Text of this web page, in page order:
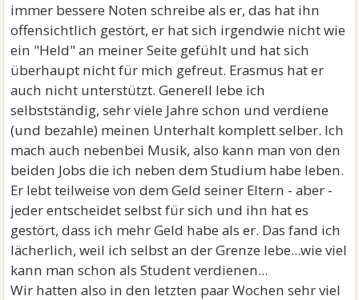
immer bessere Noten schreibe als er, das hat ihn
offensichtlich gestört, er hat sich irgendwie nicht wie
ein "Held" an meiner Seite gefühlt und hat sich
überhaupt nicht für mich gefreut. Erasmus hat er
auch nicht unterstützt. Generell lebe ich
selbstständig, sehr viele Jahre schon und verdiene
(und bezahle) meinen Unterhalt komplett selber. Ich
mach auch nebenbei Musik, also kann man von den
beiden Jobs die ich neben dem Studium habe leben.
Er lebt teilweise von dem Geld seiner Eltern - aber -
jeder entscheidet selbst für sich und ihn hat es
gestört, dass ich mehr Geld habe als er. Das fand ich
lächerlich, weil ich selbst an der Grenze lebe...wie viel
kann man schon als Student verdienen...
Wir hatten also in den letzten paar Wochen sehr viel